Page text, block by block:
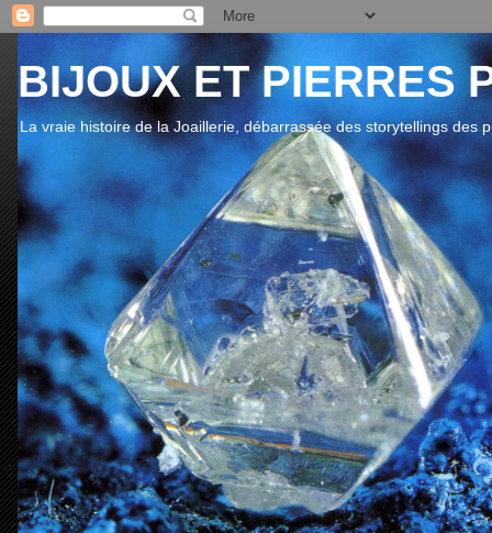
BIJOUX ET PIERRES
La vraie histoire de la Joaillerie, débarrassée des storytellings des